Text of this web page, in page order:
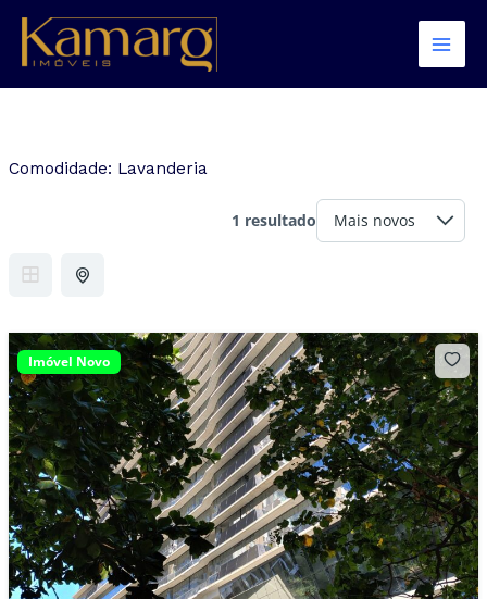
para
conteúdo
Comodidade: Lavanderia
1 resultado
Imóvel Novo